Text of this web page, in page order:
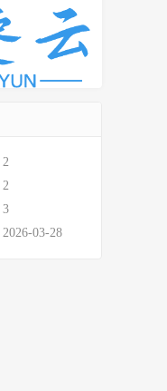
2
2
3
2026-03-28